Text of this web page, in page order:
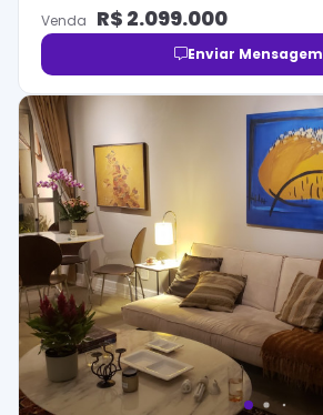
Venda R$ 2.099.000
Enviar Mensagem